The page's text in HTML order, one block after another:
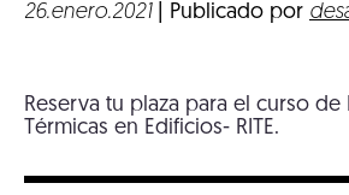
26.enero.2021| Publicado por
Reserva tu plaza para el curso de
Térmicas en Edificios- RITE.